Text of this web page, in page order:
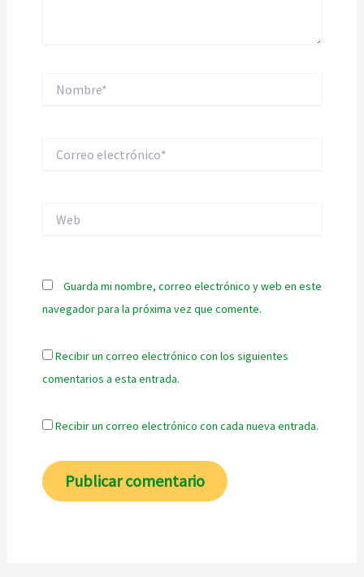
electrónico*
Guarda mi nombre, correo electrónico y web en este
navegador para la próxima vez que comente.
Recibir un correo electrónico con los siguientes
comentarios a esta entrada.
Recibir un correo electrónico con cada nueva entrada.